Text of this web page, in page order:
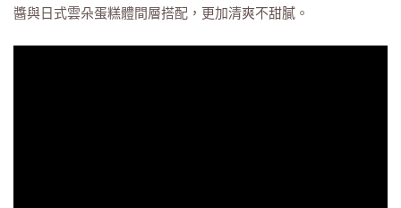
醬與日式雲朵蛋糕體間層搭配，更加清爽不甜膩。